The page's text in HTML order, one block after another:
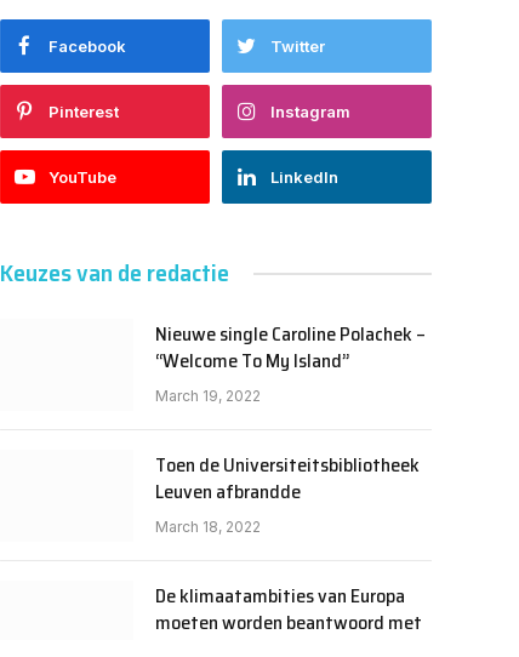
Facebook Twitter
Pinterest Instagram
YouTube LinkedIn
Keuzes van de redactie
Nieuwe single Caroline Polachek –
“Welcome To My Island”
March 19, 2022
Toen de Universiteitsbibliotheek
Leuven afbrandde
March 18, 2022
De klimaatambities van Europa
moeten worden beantwoord met